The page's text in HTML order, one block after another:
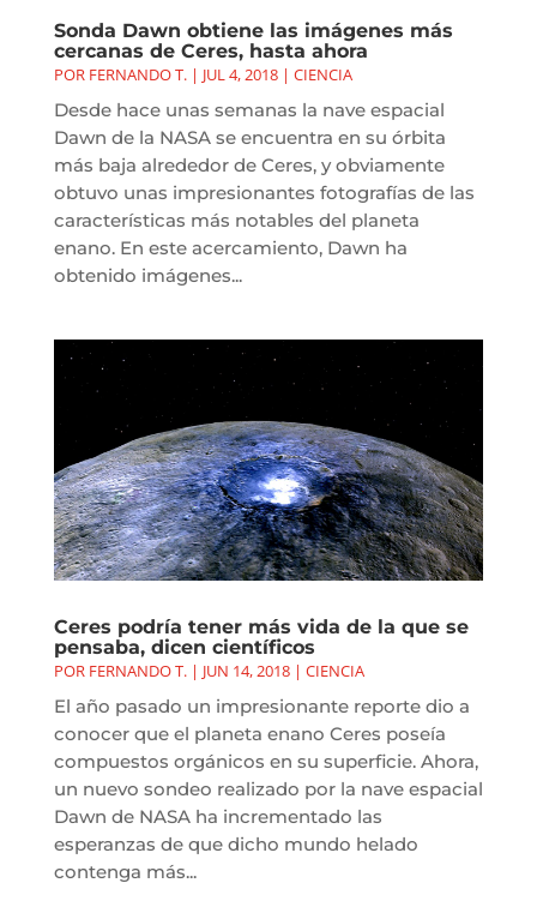
Sonda Dawn obtiene las imágenes más
cercanas de Ceres, hasta ahora
POR FERNANDO T.| JUL 4, 2018| CIENCIA
Desde hace unas semanas la nave espacial
Dawn de la NASA se encuentra en su órbita
más baja alrededor de Ceres, y obviamente
obtuvo unas impresionantes fotografías de las
características más notables del planeta
enano. En este acercamiento, Dawn ha
obtenido imágenes...
Ceres podría tener más vida de la que se
pensaba, dicen científicos
POR FERNANDO T.| JUN 14, 2018| CIENCIA
El año pasado un impresionante reporte dio a
conocer que el planeta enano Ceres poseía
compuestos orgánicos en su superficie. Ahora,
un nuevo sondeo realizado por la nave espacial
Dawn de NASA ha incrementado las
esperanzas de que dicho mundo helado
contenga más...